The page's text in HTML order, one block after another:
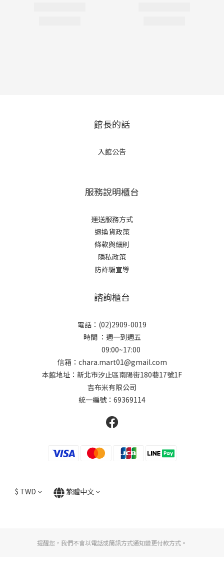
館長的話
入館公告
服務說明櫃台
運送服務方式
退換貨政策
條款與細則
隱私政策
防詐騙宣導
諮詢櫃台
電話：(02)2909-0019
時間 ：週一到週五
09:00~17:00
信箱：chara.mart01@gmail.com
本館地址：新北市汐止區南陽街180巷17號1F
吉布米有限公司
統一編號：69369114
$ TWD 繁體中文
提醒您，我們不會以電話或簡訊方式通知變更付款方式。